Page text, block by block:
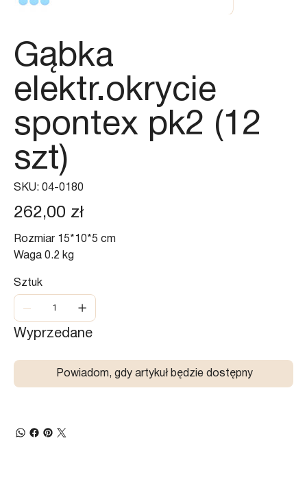
Gąbka
elektr.okrycie
spontex pk2 (12
szt)
SKU: SKU
04-
04-0180
Cena
262,00 zł
Rozmiar 15*10*5 cm
Waga 0.2 kg
Sztuk
Wyprzedane
Powiadom, gdy artykuł będzie dostępny